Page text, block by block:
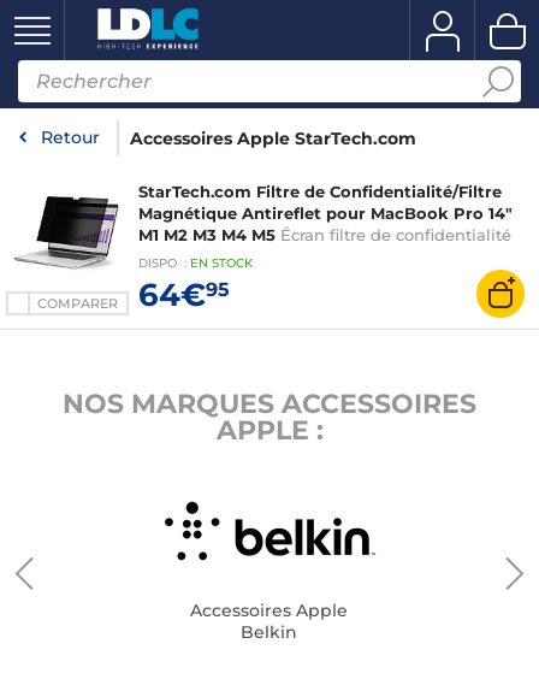
Retour Accessoires Apple StarTech.com
COMPARER
StarTech.com Filtre de Confidentialité/Filtre
Magnétique Antireflet pour MacBook Pro 14"
M1 M2 M3 M4 M5 Écran filtre de confidentialité
magnétique contre la lumière bleue, réversible
anti-reflets mats ou brillants, pour MacBook Pro
14" M1 M2 M3 M4 M5
DISPO : EN STOCK
64€95
NOS MARQUES ACCESSOIRES
APPLE :
Accessoires Apple
Belkin